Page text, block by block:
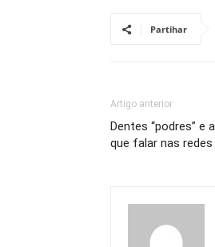
Partihar
Artigo anterior
Dentes “podres” e
que falar nas